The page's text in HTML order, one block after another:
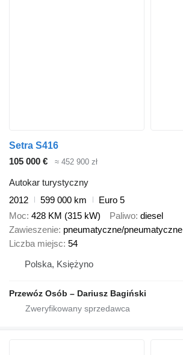
Setra S416
105 000 €
≈ 452 900 zł
Autokar turystyczny
2012
599 000 km
Euro 5
Moc 428 KM (315 kW) Paliwo diesel
Zawieszenie pneumatyczne/pneumatyczne
Liczba miejsc 54
Polska, Księżyno
Przewóz Osób – Dariusz Bagiński